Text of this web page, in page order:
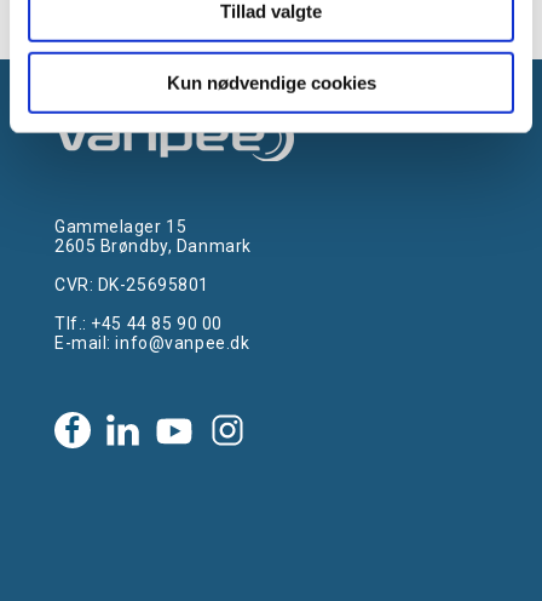
Tillad valgte
Kun nødvendige cookies
Gammelager 15
2605 Brøndby, Danmark
CVR: DK-25695801
Tlf.: +45 44 85 90 00
E-mail:info@vanpee.dk